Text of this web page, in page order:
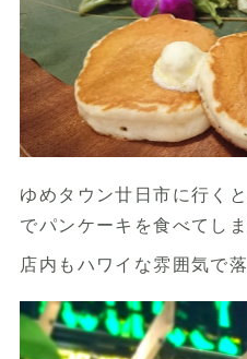
ゆめタウン廿日市に行く
でパンケーキを食べてしま
店内もハワイな雰囲気で